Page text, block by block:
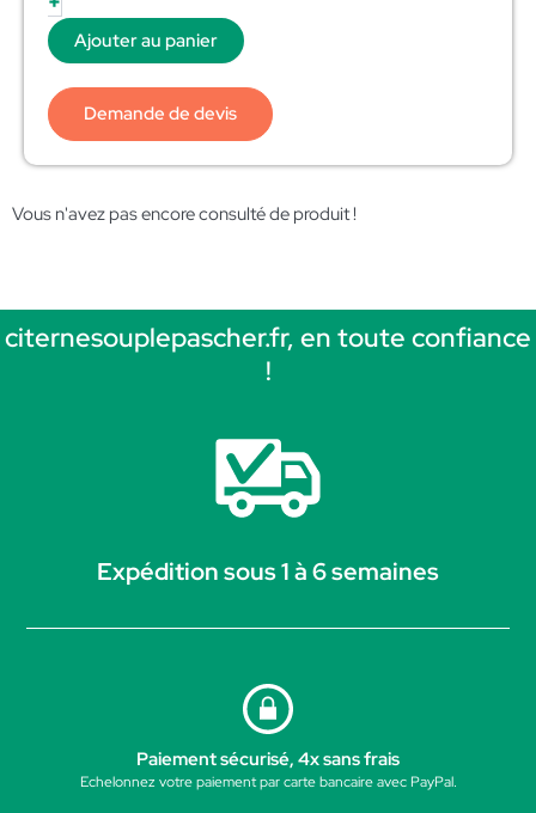
Ajouter au panier
Demande de devis
Vous n'avez pas encore consulté de produit !
citernesouplepascher.fr, en toute confiance
!
Expédition sous 1 à 6 semaines
Paiement sécurisé, 4x sans frais
Echelonnez votre paiement par carte bancaire avec PayPal.